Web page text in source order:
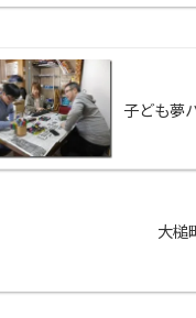
子ども夢
大槌